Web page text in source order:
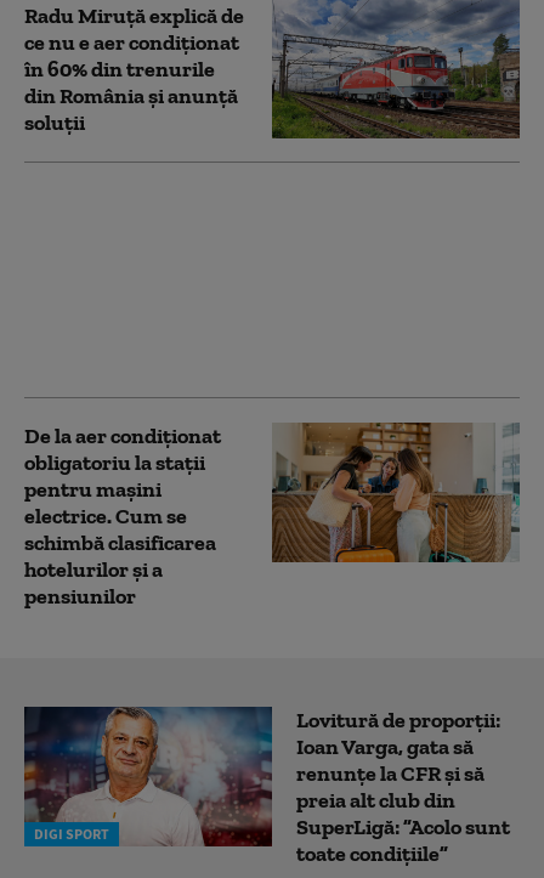
Radu Miruţă explică de
ce nu e aer condiționat
în 60% din trenurile
din România și anunță
soluții
De la aer condiționat
obligatoriu la stații
pentru mașini
electrice. Cum se
schimbă clasificarea
hotelurilor și a
pensiunilor
DIGI SPORT
Lovitură de proporții:
Ioan Varga, gata să
renunțe la CFR și să
preia alt club din
SuperLigă: ”Acolo sunt
toate condițiile”